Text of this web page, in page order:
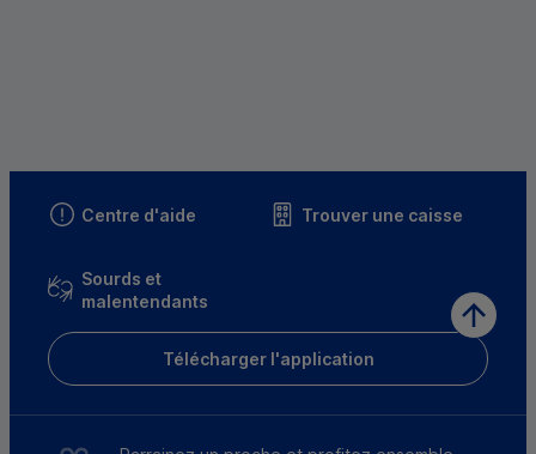
Centre d'aide Trouver une caisse
Sourds et
malentendants
Télécharger l'application